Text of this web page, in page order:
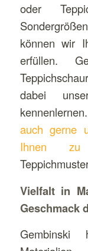
oder
können wir
erfüllen.
dabei
auch gerne
Ihnen zu
Vielfalt in
Geschmack